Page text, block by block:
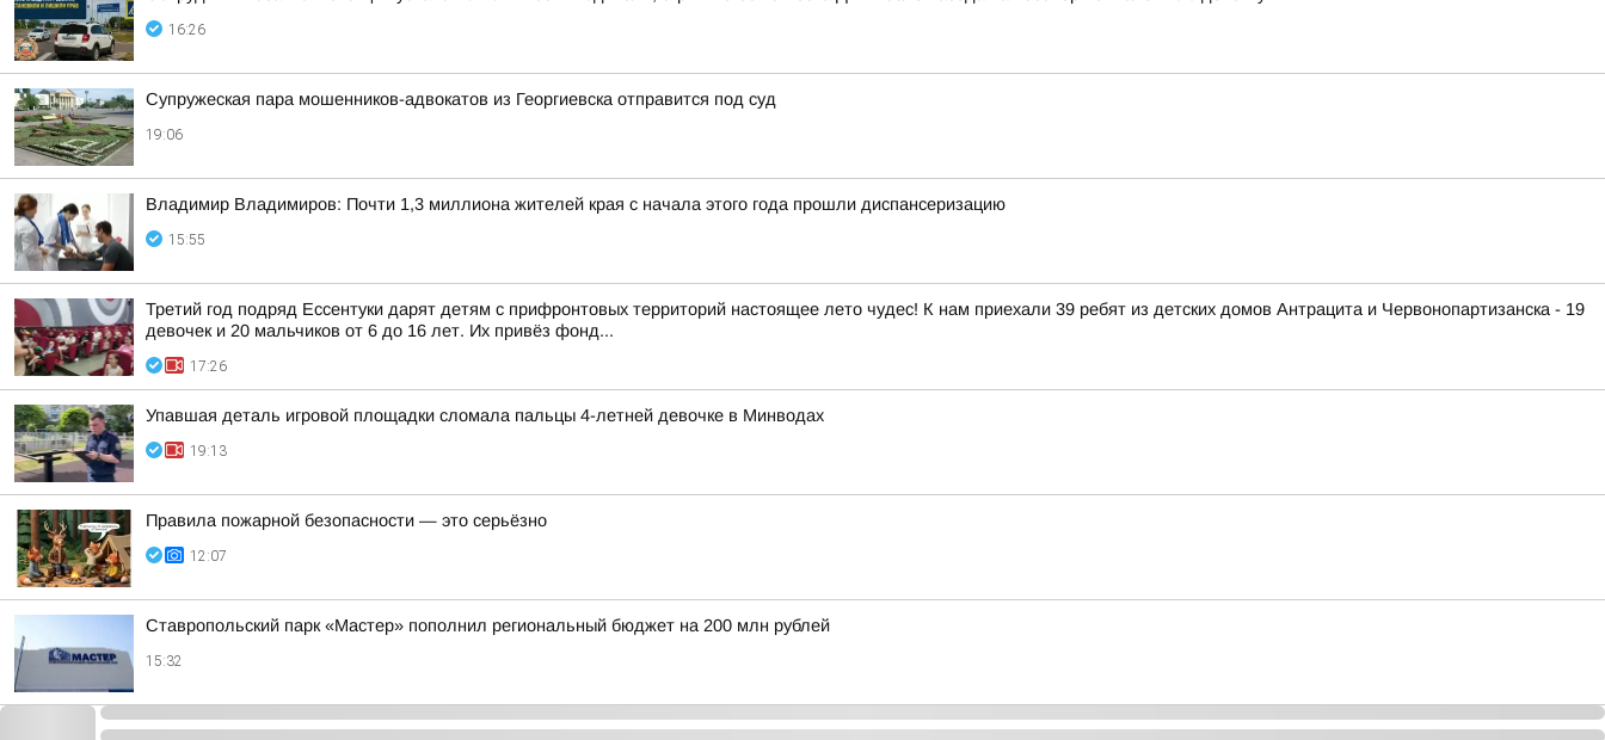
16:26
Супружеская пара мошенников-адвокатов из Георгиевска отправится под суд
19:06
Владимир Владимиров: Почти 1,3 миллиона жителей края с начала этого года прошли диспансеризацию
15:55
Третий год подряд Ессентуки дарят детям с прифронтовых территорий настоящее лето чудес! К нам приехали 39 ребят из детских домов Антрацита и Червонопартизанска - 19
девочек и 20 мальчиков от 6 до 16 лет. Их привёз фонд...
17:26
Упавшая деталь игровой площадки сломала пальцы 4-летней девочке в Минводах
19:13
Правила пожарной безопасности — это серьёзно
12:07
Ставропольский парк «Мастер» пополнил региональный бюджет на 200 млн рублей
15:32